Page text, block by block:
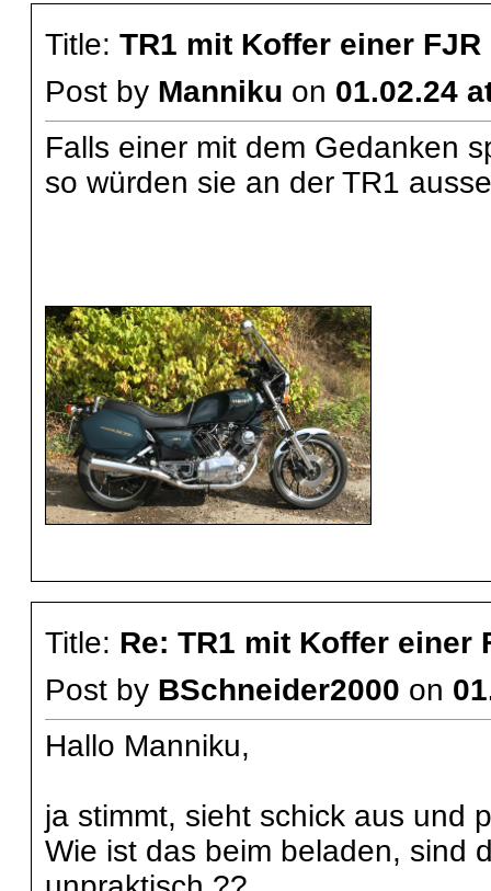
Title: TR1 mit Koffer einer FJR
Post by Manniku on 01.02.24
Falls einer mit dem Gedanken
so würden sie an der TR1
Title: Re: TR1 mit Koffer einer
Post by BSchneider2000 on
Hallo Manniku,
ja stimmt, sieht schick aus und
Wie ist das beim beladen, sind